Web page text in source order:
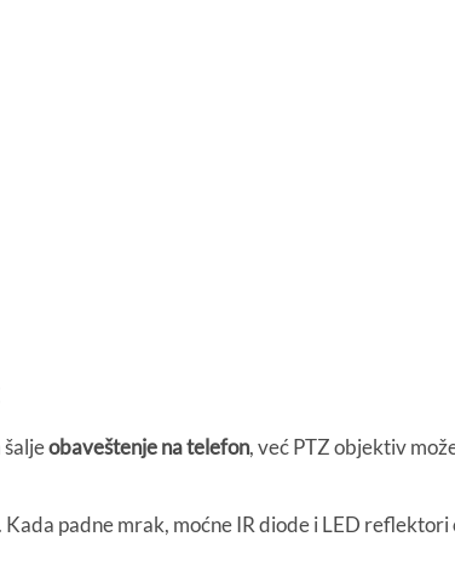
šaljeobaveštenje na telefon, već PTZ objektiv
padne mrak, moćne IR diode i LED